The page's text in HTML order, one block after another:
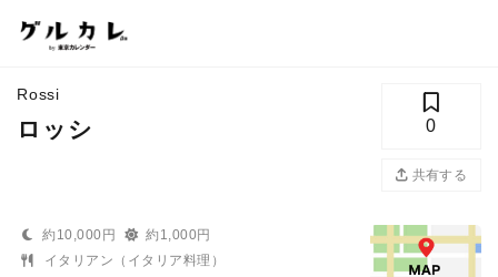
Rossi
ロッシ 0
共有する
約10,000円
約1,000円
イタリアン（イタリア料理）